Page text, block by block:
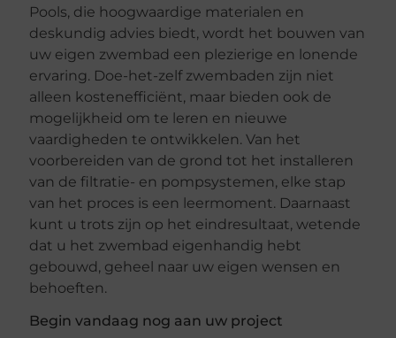
Pools, die hoogwaardige materialen en
deskundig advies biedt, wordt het bouwen van
uw eigen zwembad een plezierige en lonende
ervaring. Doe-het-zelf zwembaden zijn niet
alleen kostenefficiënt, maar bieden ook de
mogelijkheid om te leren en nieuwe
vaardigheden te ontwikkelen. Van het
voorbereiden van de grond tot het installeren
van de filtratie- en pompsystemen, elke stap
van het proces is een leermoment. Daarnaast
kunt u trots zijn op het eindresultaat, wetende
dat u het zwembad eigenhandig hebt
gebouwd, geheel naar uw eigen wensen en
behoeften.
Begin vandaag nog aan uw project